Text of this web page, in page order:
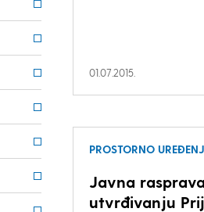
01.07.2015.
PROSTORNO
Javna
utvrđivanju